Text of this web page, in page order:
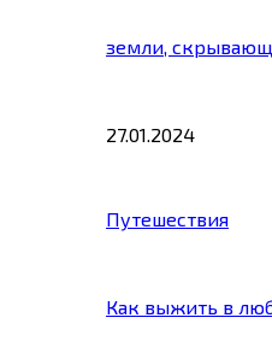
земли,
27.01.2024
Путешествия
Как выжить в